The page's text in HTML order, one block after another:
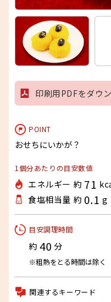
印刷用PDFをダウ
POINT
おせちにいかが？
1個分あたりの目安数値
エネルギー 約 71
食塩相当量 約 0.1 g
目安調理時間
約 40 分
※粗熱をとる時間は除く
関連するキーワード